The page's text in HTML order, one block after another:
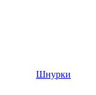
Шнурки